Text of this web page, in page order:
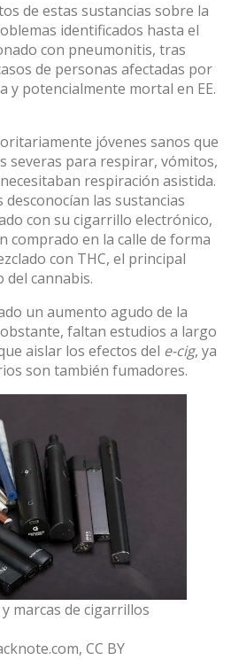
de estas sustancias sobre la
identificados hasta el
con pneumonitis, tras
de personas afectadas por
y potencialmente mortal en EE.
jóvenes sanos que
severas para respirar, vómitos,
respiración asistida.
las sustancias
con su cigarrillo electrónico,
comprado en la calle de forma
con THC, el principal
del cannabis.
un aumento agudo de la
faltan estudios a largo
aislar los efectos del e-cig, ya
son también fumadores.
marcas de cigarrillos
, CC BY